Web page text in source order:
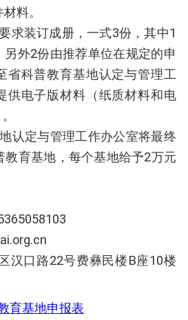
料。
求装订成册，一式3份，其中1
外2份由推荐单位在规定的申
省科普教育基地认定与管理工
供电子版材料（纸质材料和电
认定与管理工作办公室将最终
教育基地，每个基地给予2万元
汉口路22号费彝民楼B座10楼
育基地申报表